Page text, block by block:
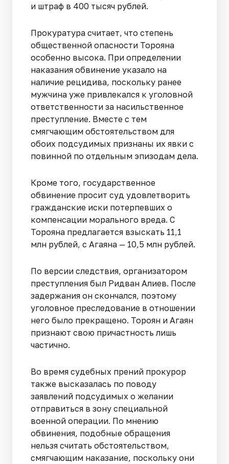
и штраф в 400 тысяч рублей.
Прокуратура считает, что степень
общественной опасности Торояна
особенно высока. При определении
наказания обвинение указало на
наличие рецидива, поскольку ранее
мужчина уже привлекался к уголовной
ответственности за насильственное
преступление. Вместе с тем
смягчающим обстоятельством для
обоих подсудимых признаны их явки с
повинной по отдельным эпизодам дела.
Кроме того, государственное
обвинение просит суд удовлетворить
гражданские иски потерпевших о
компенсации морального вреда. С
Торояна предлагается взыскать 11,1
млн рублей, с Агаяна — 10,5 млн рублей.
По версии следствия, организатором
преступления был Ридван Алиев. После
задержания он скончался, поэтому
уголовное преследование в отношении
него было прекращено. Тороян и Агаян
признают свою причастность лишь
частично.
Во время судебных прений прокурор
также высказалась по поводу
заявлений подсудимых о желании
отправиться в зону специальной
военной операции. По мнению
обвинения, подобные обращения
нельзя считать обстоятельством,
смягчающим наказание, поскольку они